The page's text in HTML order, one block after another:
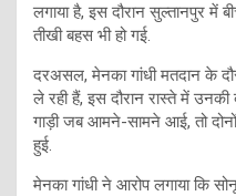
लगाया है, इस दौरान सुल्तानपुर में
तीखी बहस भी हो गई.
दरअसल, मेनका गांधी मतदान के
ले रही हैं, इस दौरान रास्ते में
गाड़ी जब आमने-सामने आई, तो
हुई.
मेनका गांधी ने आरोप लगाया कि